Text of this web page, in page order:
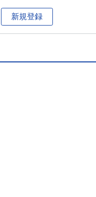
新規登録